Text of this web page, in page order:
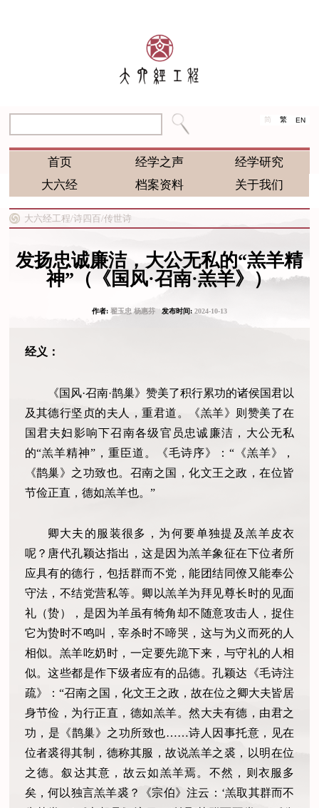
简 繁 EN
首页 经学之声
经学研究
大六经
档案资料 关于我们
大六经工程/诗四百/传世诗
发扬忠诚廉洁，大公无私的“羔羊精
神”（《国风·召南·羔羊》）
作者: 翟玉忠 杨惠芬发布时间: 2024-10-13
经义：
《国风·召南·鹊巢》赞美了积行累功的诸侯国君以
及其德行坚贞的夫人，重君道。《羔羊》则赞美了在
国君夫妇影响下召南各级官员忠诚廉洁，大公无私
的“羔羊精神”，重臣道。《毛诗序》：“《羔羊》，
《鹊巢》之功致也。召南之国，化文王之政，在位皆
节俭正直，德如羔羊也。”
卿大夫的服装很多，为何要单独提及羔羊皮衣
呢？唐代孔颖达指出，这是因为羔羊象征在下位者所
应具有的德行，包括群而不党，能团结同僚又能奉公
守法，不结党营私等。卿以羔羊为拜见尊长时的见面
礼（贽），是因为羊虽有犄角却不随意攻击人，捉住
它为贽时不鸣叫，宰杀时不啼哭，这与为义而死的人
相似。羔羊吃奶时，一定要先跪下来，与守礼的人相
似。这些都是作下级者应有的品德。孔颖达《毛诗注
疏》：“召南之国，化文王之政，故在位之卿大夫皆居
身节俭，为行正直，德如羔羊。然大夫有德，由君之
功，是《鹊巢》之功所致也……诗人因事托意，见在
位者裘得其制，德称其服，故说羔羊之裘，以明在位
之德。叙达其意，故云如羔羊焉。不然，则衣服多
矣，何以独言羔羊裘？《宗伯》注云：‘羔取其群而不